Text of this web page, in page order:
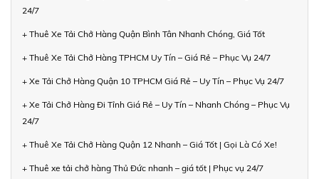
24/7
+ Thuê Xe Tải Chở Hàng Quận Bình Tân Nhanh Chóng, Giá Tốt
+ Thuê Xe Tải Chở Hàng TPHCM Uy Tín – Giá Rẻ – Phục Vụ 24/7
+ Xe Tải Chở Hàng Quận 10 TPHCM Giá Rẻ – Uy Tín – Phục Vụ 24/7
+ Xe Tải Chở Hàng Đi Tỉnh Giá Rẻ – Uy Tín – Nhanh Chóng – Phục Vụ
24/7
+ Thuê Xe Tải Chở Hàng Quận 12 Nhanh – Giá Tốt | Gọi Là Có Xe!
+ Thuê xe tải chở hàng Thủ Đức nhanh – giá tốt | Phục vụ 24/7